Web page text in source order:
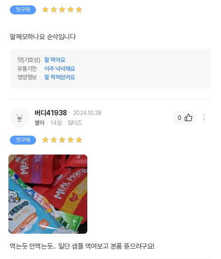
영양정보
제품표기함량
첫구매
말해모하나요 순삭입니다
맛(기호성)
잘 먹어요
유통기한
아주 넉넉해요
영양정보
잘 적혀있어요
버디41938
2024.10.28
쌀이
14살 말티즈
첫구매
먹는듯 안먹는듯.. 일단 샘플 먹여보고 본품 뜯으려구요!
0